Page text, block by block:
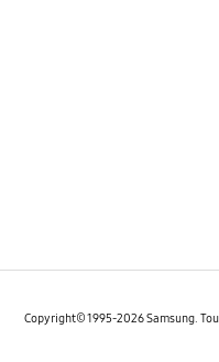
Copyright© 1995-2026 Samsung.